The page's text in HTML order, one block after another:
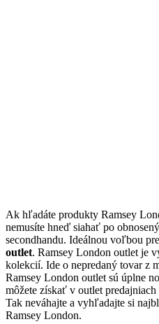
Ak hľadáte produkty Ramsey
nemusíte hneď siahať po
secondhandu. Ideálnou voľbou
outlet. Ramsey London outlet je
kolekcií. Ide o nepredaný tovar z
Ramsey London outlet sú úplne
môžete získať v outlet
Tak neváhajte a vyhľadajte si
Ramsey London.